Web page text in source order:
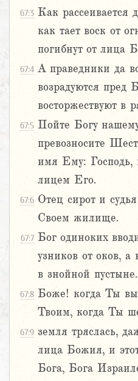
67:3 Как рассеивается
как тает воск от
погибнут от лица
67:4 А праведники да
возрадуются пред
восторжествуют в
67:5 Пойте Богу
превозносите
имя Ему: Господь,
лицем Его.
67:6 Отец сирот и
Своем жилище.
67:7 Бог одиноких
узников от оков, а
в знойной пустыне.
67:8 Боже! когда Ты
Твоим, когда Ты
67:9 земля тряслась,
лица Божия, и
Бога, Бога